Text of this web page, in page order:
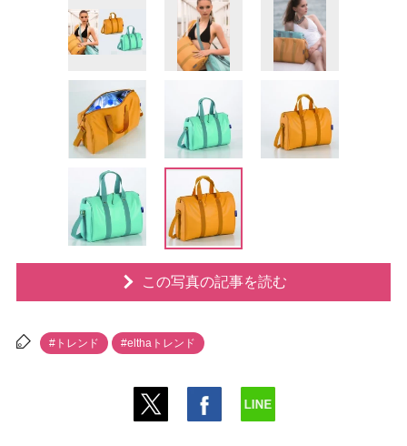
この写真の記事を読む
#トレンド #elthaトレンド